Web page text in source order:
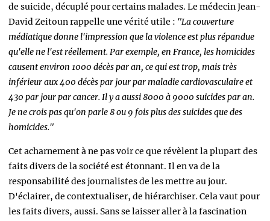
de suicide, décuplé pour certains malades. Le médecin Jean-
David Zeitoun rappelle une vérité utile : "La couverture
médiatique donne l'impression que la violence est plus répandue
qu'elle ne l'est réellement. Par exemple, en France, les homicides
causent environ 1000 décès par an, ce qui est trop, mais très
inférieur aux 400 décès par jour par maladie cardiovasculaire et
430 par jour par cancer. Il y a aussi 8000 à 9000 suicides par an.
Je ne crois pas qu'on parle 8 ou 9 fois plus des suicides que des
homicides."
Cet acharnement à ne pas voir ce que révèlent la plupart des
faits divers de la société est étonnant. Il en va de la
responsabilité des journalistes de les mettre au jour.
D'éclairer, de contextualiser, de hiérarchiser. Cela vaut pour
les faits divers, aussi. Sans se laisser aller à la fascination